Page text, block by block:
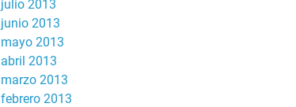
julio 2013
junio 2013
mayo 2013
abril 2013
marzo 2013
febrero 2013